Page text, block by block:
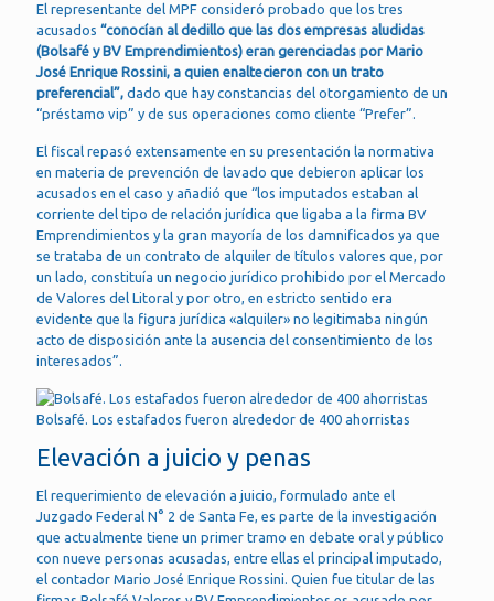
El representante del MPF consideró probado que los tres
acusados “conocían al dedillo que las dos empresas aludidas
(Bolsafé y BV Emprendimientos) eran gerenciadas por Mario
José Enrique Rossini, a quien enaltecieron con un trato
preferencial”, dado que hay constancias del otorgamiento de un
“préstamo vip” y de sus operaciones como cliente “Prefer”.
El fiscal repasó extensamente en su presentación la normativa
en materia de prevención de lavado que debieron aplicar los
acusados en el caso y añadió que “los imputados estaban al
corriente del tipo de relación jurídica que ligaba a la firma BV
Emprendimientos y la gran mayoría de los damnificados ya que
se trataba de un contrato de alquiler de títulos valores que, por
un lado, constituía un negocio jurídico prohibido por el Mercado
de Valores del Litoral y por otro, en estricto sentido era
evidente que la figura jurídica «alquiler» no legitimaba ningún
acto de disposición ante la ausencia del consentimiento de los
interesados”.
Bolsafé. Los estafados fueron alrededor de 400 ahorristas
Elevación a juicio y penas
El requerimiento de elevación a juicio, formulado ante el
Juzgado Federal N° 2 de Santa Fe, es parte de la investigación
que actualmente tiene un primer tramo en debate oral y público
con nueve personas acusadas, entre ellas el principal imputado,
el contador Mario José Enrique Rossini. Quien fue titular de las